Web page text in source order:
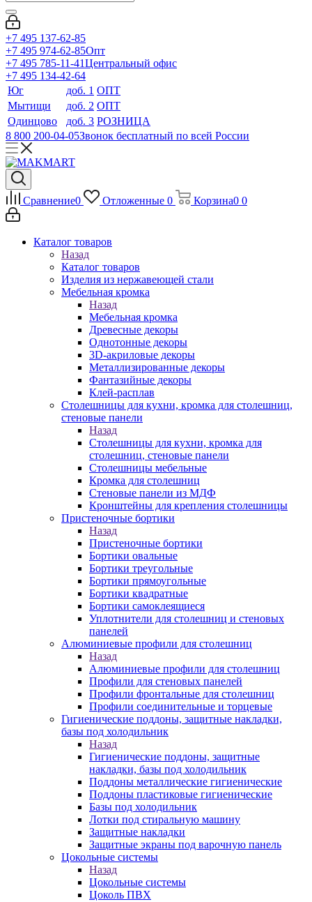
+7 495 137-62-85
+7 495 974-62-85Опт
+7 495 785-11-41Центральный офис
+7 495 134-42-64
Юг
доб. 1 ОПТ
Мытищи
доб. 2 ОПТ
Одинцово
доб. 3 РОЗНИЦА
8 800 200-04-05Звонок бесплатный по всей России
Сравнение0 Отложенные 0 Корзина0 0
Каталог товаров
Назад
Каталог товаров
Изделия из нержавеющей стали
Мебельная кромка
Назад
Мебельная кромка
Древесные декоры
Однотонные декоры
3D-акриловые декоры
Металлизированные декоры
Фантазийные декоры
Клей-расплав
Столешницы для кухни, кромка для столешниц,
стеновые панели
Назад
Столешницы для кухни, кромка для
столешниц, стеновые панели
Столешницы мебельные
Кромка для столешниц
Стеновые панели из МДФ
Кронштейны для крепления столешницы
Пристеночные бортики
Назад
Пристеночные бортики
Бортики овальные
Бортики треугольные
Бортики прямоугольные
Бортики квадратные
Бортики самоклеящиеся
Уплотнители для столешниц и стеновых
панелей
Алюминиевые профили для столешниц
Назад
Алюминиевые профили для столешниц
Профили для стеновых панелей
Профили фронтальные для столешниц
Профили соединительные и торцевые
Гигиенические поддоны, защитные накладки,
базы под холодильник
Назад
Гигиенические поддоны, защитные
накладки, базы под холодильник
Поддоны металлические гигиенические
Поддоны пластиковые гигиенические
Базы под холодильник
Лотки под стиральную машину
Защитные накладки
Защитные экраны под варочную панель
Цокольные системы
Назад
Цокольные системы
Цоколь ПВХ